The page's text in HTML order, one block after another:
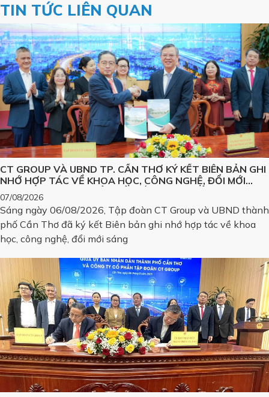
TIN TỨC LIÊN QUAN
CT GROUP VÀ UBND TP. CẦN THƠ KÝ KẾT BIÊN BẢN GHI
NHỚ HỢP TÁC VỀ KHOA HỌC, CÔNG NGHỆ, ĐỔI MỚI
SÁNG TẠO VÀ CHUYỂN ĐỔI SỐ, PHÁT TRIỂN CÁC SẢN
PHẨM CÔNG NGHỆ CHIẾN LƯỢC
07/08/2026
Sáng ngày 06/08/2026, Tập đoàn CT Group và UBND thành
phố Cần Thơ đã ký kết Biên bản ghi nhớ hợp tác về khoa
học, công nghệ, đổi mới sáng